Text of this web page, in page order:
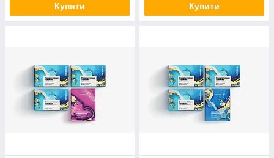
Купити Купити